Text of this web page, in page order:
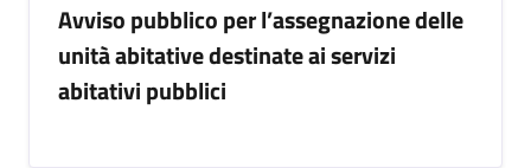
Avviso pubblico per l’assegnazione delle
unità abitative destinate ai servizi
abitativi pubblici